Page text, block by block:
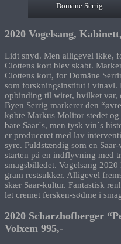
Domäne Serrig
2020 Vogelsang,
Lidt snyd. Men alligevel ikke,
Clottens kort blev skabt.
Clottens kort, for Domäne
som forskningsinstitut i vinavl.
opbinding til wirer, hvilket var,
Byen Serrig markerer den
købte Markus Molitor stedet
bare Saar´s, men tysk vin´s
er produceret med lav
syre. Fuldstændig som en
starten på en indflyvning med
smagsbilledet. Vogelsang
gram restsukker. Alligevel
skær Saar-kultur. Fantastisk
let cremet fersken-sødme i
2020 Scharzhofberger
Volxem 995,-